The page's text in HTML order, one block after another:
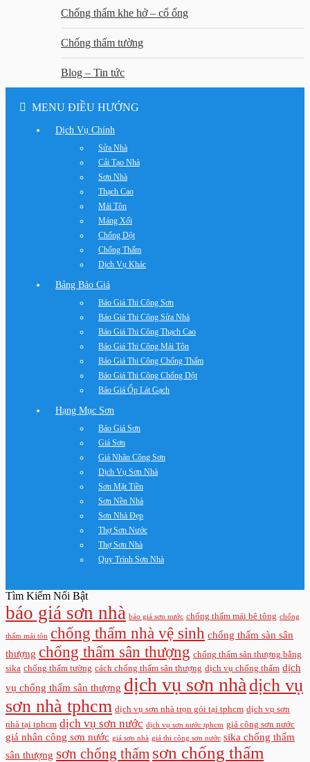
Chống thấm khe hở – cổ ống
Chống thấm tường
Blog – Tin tức
MENU ĐIỀU HƯỚNG
Dịch Vụ Chính
Sửa Nhà
Cải Tạo Nhà
Sơn Nhà
Thạch Cao
Mái Tôn
Máng Xối
Chống Dột
Chống Thấm
Dịch Vụ Khác
Bảng Báo Giá
Báo Giá Thi Công Sơn
Báo Giá Thi Công Sửa Nhà
Báo Giá Thi Công Thạch Cao
Báo Giá Thi Công Mái Tôn
Báo Giá Thi Công Chống Thấm
Báo Giá Thi Công Chống Dột
Báo Giá Ốp Lát Gạch
Hạng Mục Sơn
Báo Giá Sơn
Giá Sơn
Giá Nhân Công Sơn
Dịch Vụ Sơn Nhà
Sơn Mặt Tiền
Sơn Nền Nhà
Sơn Nhà Đẹp
Thợ Sơn Nước
Thợ Sơn Nhà
Quy Trình Sơn Nhà
Tìm Kiếm Nổi Bật
báo giá sơn nhà báo giá sơn nước chống thấm mái bê tông chống
thấm mái tôn chống thấm nhà vệ sinh chống thấm sàn sân
thượng chống thấm sân thượng chống thấm sân thượng bằng
sika chống thấm tường cách chống thấm sân thượng dịch vụ chống thấm dịch
vụ chống thấm sân thượng dịch vụ sơn nhà dịch vụ
sơn nhà tphcm dịch vụ sơn nhà trọn gói tại tphcm dịch vụ sơn
nhà tại tphcm dịch vụ sơn nước dịch vụ sơn nước tphcm giá công sơn nước
giá nhân công sơn nước giá sơn nhà giá thi công sơn nước sika chống thấm
sân thượng sơn chống thấm sơn chống thấm